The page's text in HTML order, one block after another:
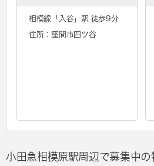
相模線「 入谷」駅 徒歩9分
住所：座間市四ツ谷
小田急相模原駅周辺で募集中の